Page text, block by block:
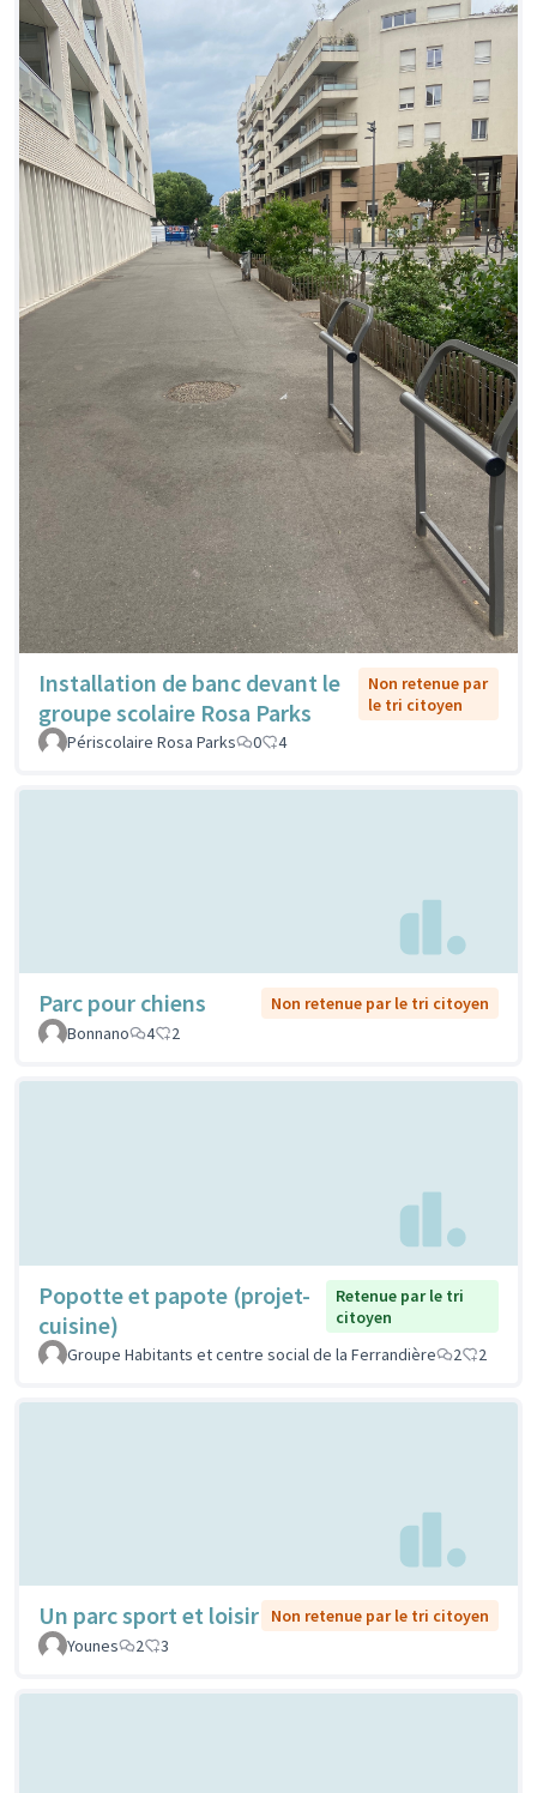
Installation de banc devant le
groupe scolaire Rosa Parks
Non retenue par
le tri citoyen
Périscolaire Rosa Parks
0 4
Parc pour chiens
Non retenue par le tri citoyen
Bonnano
4 2
Popotte et papote (projet-
cuisine)
Retenue par le tri
citoyen
Groupe Habitants et centre social de la Ferrandière
2 2
Un parc sport et loisir
Non retenue par le tri citoyen
Younes
2 3